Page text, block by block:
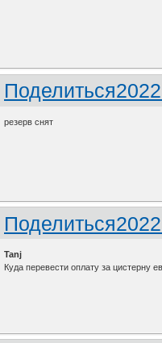
Поделиться
резерв снят
Поделиться
Tanj
Куда перевести оплату за цистерну